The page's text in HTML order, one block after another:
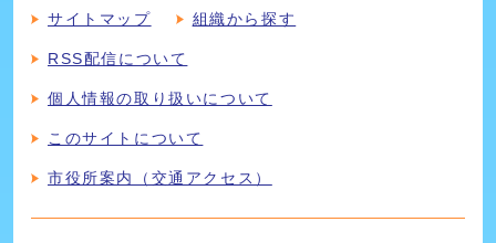
サイトマップ 組織から探す
RSS配信について
個人情報の取り扱いについて
このサイトについて
市役所案内（交通アクセス）